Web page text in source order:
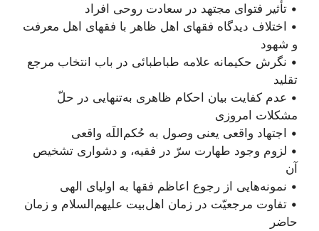
• تأثیر فتوای مجتهد در سعادت روحی افراد
• اختلاف دیدگاه فقهای اهل ظاهر با فقهای اهل معرفت
و شهود
• نگرش حکیمانه علامه طباطبائی در باب انتخاب مرجع
تقلید
• عدم کفایت بیان احکام ظاهری به‌تنهایی در حلّ
مشکلات امروزی
• اجتهاد واقعی یعنی وصول به حُکم‌اللَه واقعی
• لزوم وجود طهارت سرّ در فقیه،‌ و دشواری تشخیص
آن
• نمونه‌هایی از رجوع اعاظم فقها به اولیای الهی
• تفاوت مرجعیّت در زمان اهل‌بیت علیهم‌السلام و زمان
حاضر